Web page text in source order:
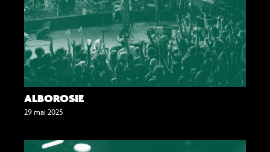
ALBOROSIE
29 mai 2025